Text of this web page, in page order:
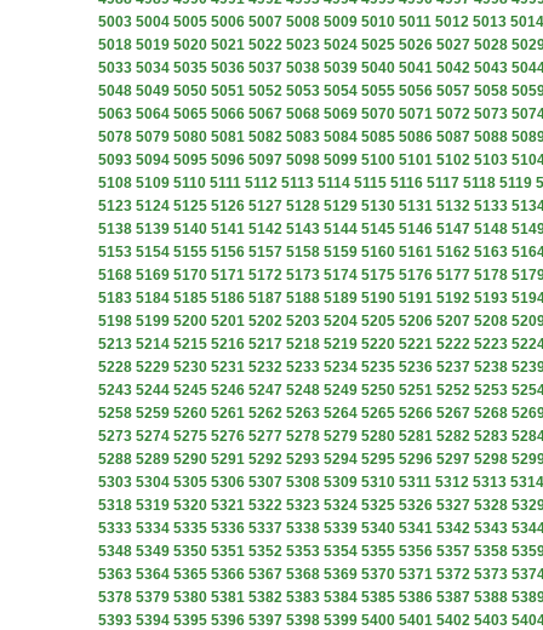
5003 5004 5005 5006 5007 5008 5009 5010 5011 5012 5013 5014
5018 5019 5020 5021 5022 5023 5024 5025 5026 5027 5028
5033 5034 5035 5036 5037 5038 5039 5040 5041 5042 5043
5048 5049 5050 5051 5052 5053 5054 5055 5056 5057 5058
5063 5064 5065 5066 5067 5068 5069 5070 5071 5072 5073
5078 5079 5080 5081 5082 5083 5084 5085 5086 5087 5088
5093 5094 5095 5096 5097 5098 5099 5100 5101 5102 5103
5108 5109 5110 5111 5112 5113 5114 5115 5116 5117 5118 5119
5123 5124 5125 5126 5127 5128 5129 5130 5131 5132 5133
5138 5139 5140 5141 5142 5143 5144 5145 5146 5147 5148
5153 5154 5155 5156 5157 5158 5159 5160 5161 5162 5163
5168 5169 5170 5171 5172 5173 5174 5175 5176 5177 5178
5183 5184 5185 5186 5187 5188 5189 5190 5191 5192 5193
5198 5199 5200 5201 5202 5203 5204 5205 5206 5207 5208
5213 5214 5215 5216 5217 5218 5219 5220 5221 5222 5223
5228 5229 5230 5231 5232 5233 5234 5235 5236 5237 5238
5243 5244 5245 5246 5247 5248 5249 5250 5251 5252 5253
5258 5259 5260 5261 5262 5263 5264 5265 5266 5267 5268
5273 5274 5275 5276 5277 5278 5279 5280 5281 5282 5283
5288 5289 5290 5291 5292 5293 5294 5295 5296 5297 5298
5303 5304 5305 5306 5307 5308 5309 5310 5311 5312 5313 5314
5318 5319 5320 5321 5322 5323 5324 5325 5326 5327 5328
5333 5334 5335 5336 5337 5338 5339 5340 5341 5342 5343
5348 5349 5350 5351 5352 5353 5354 5355 5356 5357 5358
5363 5364 5365 5366 5367 5368 5369 5370 5371 5372 5373
5378 5379 5380 5381 5382 5383 5384 5385 5386 5387 5388
5393 5394 5395 5396 5397 5398 5399 5400 5401 5402 5403